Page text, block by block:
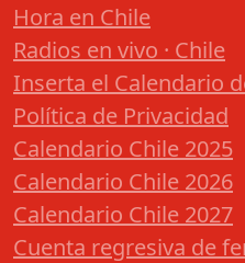
Hora en Chile
Radios en vivo · Chile
Inserta el Calendario
Política de Privacidad
Calendario Chile 2025
Calendario Chile 2026
Calendario Chile 2027
Cuenta regresiva de